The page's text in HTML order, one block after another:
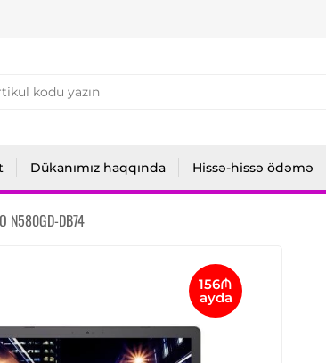
Dükanımız haqqında Hissə-hissə ödəmə
N580GD-DB74
156₼
ayda